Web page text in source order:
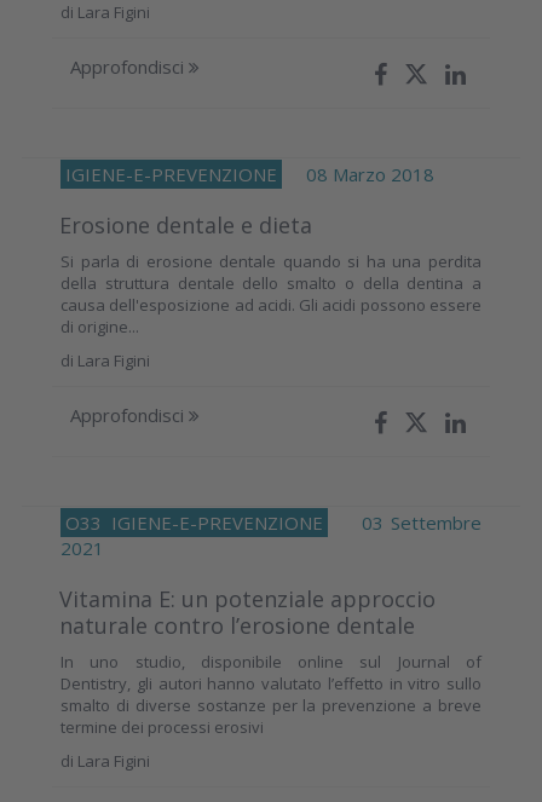
di Lara Figini
Approfondisci
IGIENE-E-PREVENZIONE 08 Marzo 2018
Erosione dentale e dieta
Si parla di erosione dentale quando si ha una perdita
della struttura dentale dello smalto o della dentina a
causa dell'esposizione ad acidi. Gli acidi possono essere
di origine...
di Lara Figini
Approfondisci
O33 IGIENE-E-PREVENZIONE
03 Settembre
2021
Vitamina E: un potenziale approccio
naturale contro l’erosione dentale
In uno studio, disponibile online sul Journal of
Dentistry, gli autori hanno valutato l’effetto in vitro sullo
smalto di diverse sostanze per la prevenzione a breve
termine dei processi erosivi
di Lara Figini